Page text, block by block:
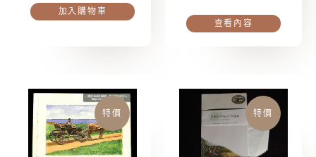
加入購物車
查看內容
特價 特價